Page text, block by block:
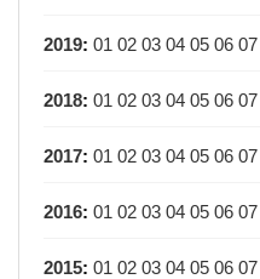
2019: 01 02 03 04 05 06 07
2018: 01 02 03 04 05 06 07
2017: 01 02 03 04 05 06 07
2016: 01 02 03 04 05 06 07
2015: 01 02 03 04 05 06 07